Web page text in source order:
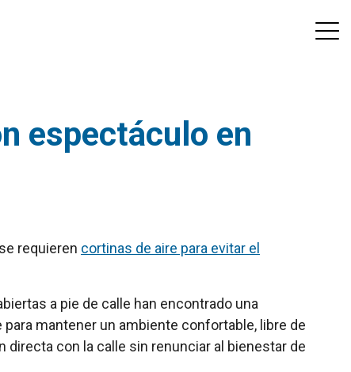
espectáculo en
requieren cortinas de aire para evitar el
a pie de calle han encontrado una
mantener un ambiente confortable, libre de
con la calle sin renunciar al bienestar de